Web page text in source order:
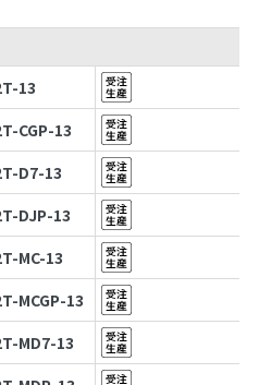
13
CGP-13
D7-13
DJP-13
MC-13
MCGP-13
MD7-13